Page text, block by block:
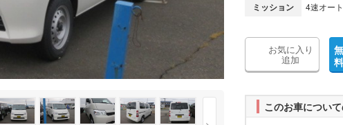
ミッション 4速オー
お気に入り
追加
無
料
このお車につい